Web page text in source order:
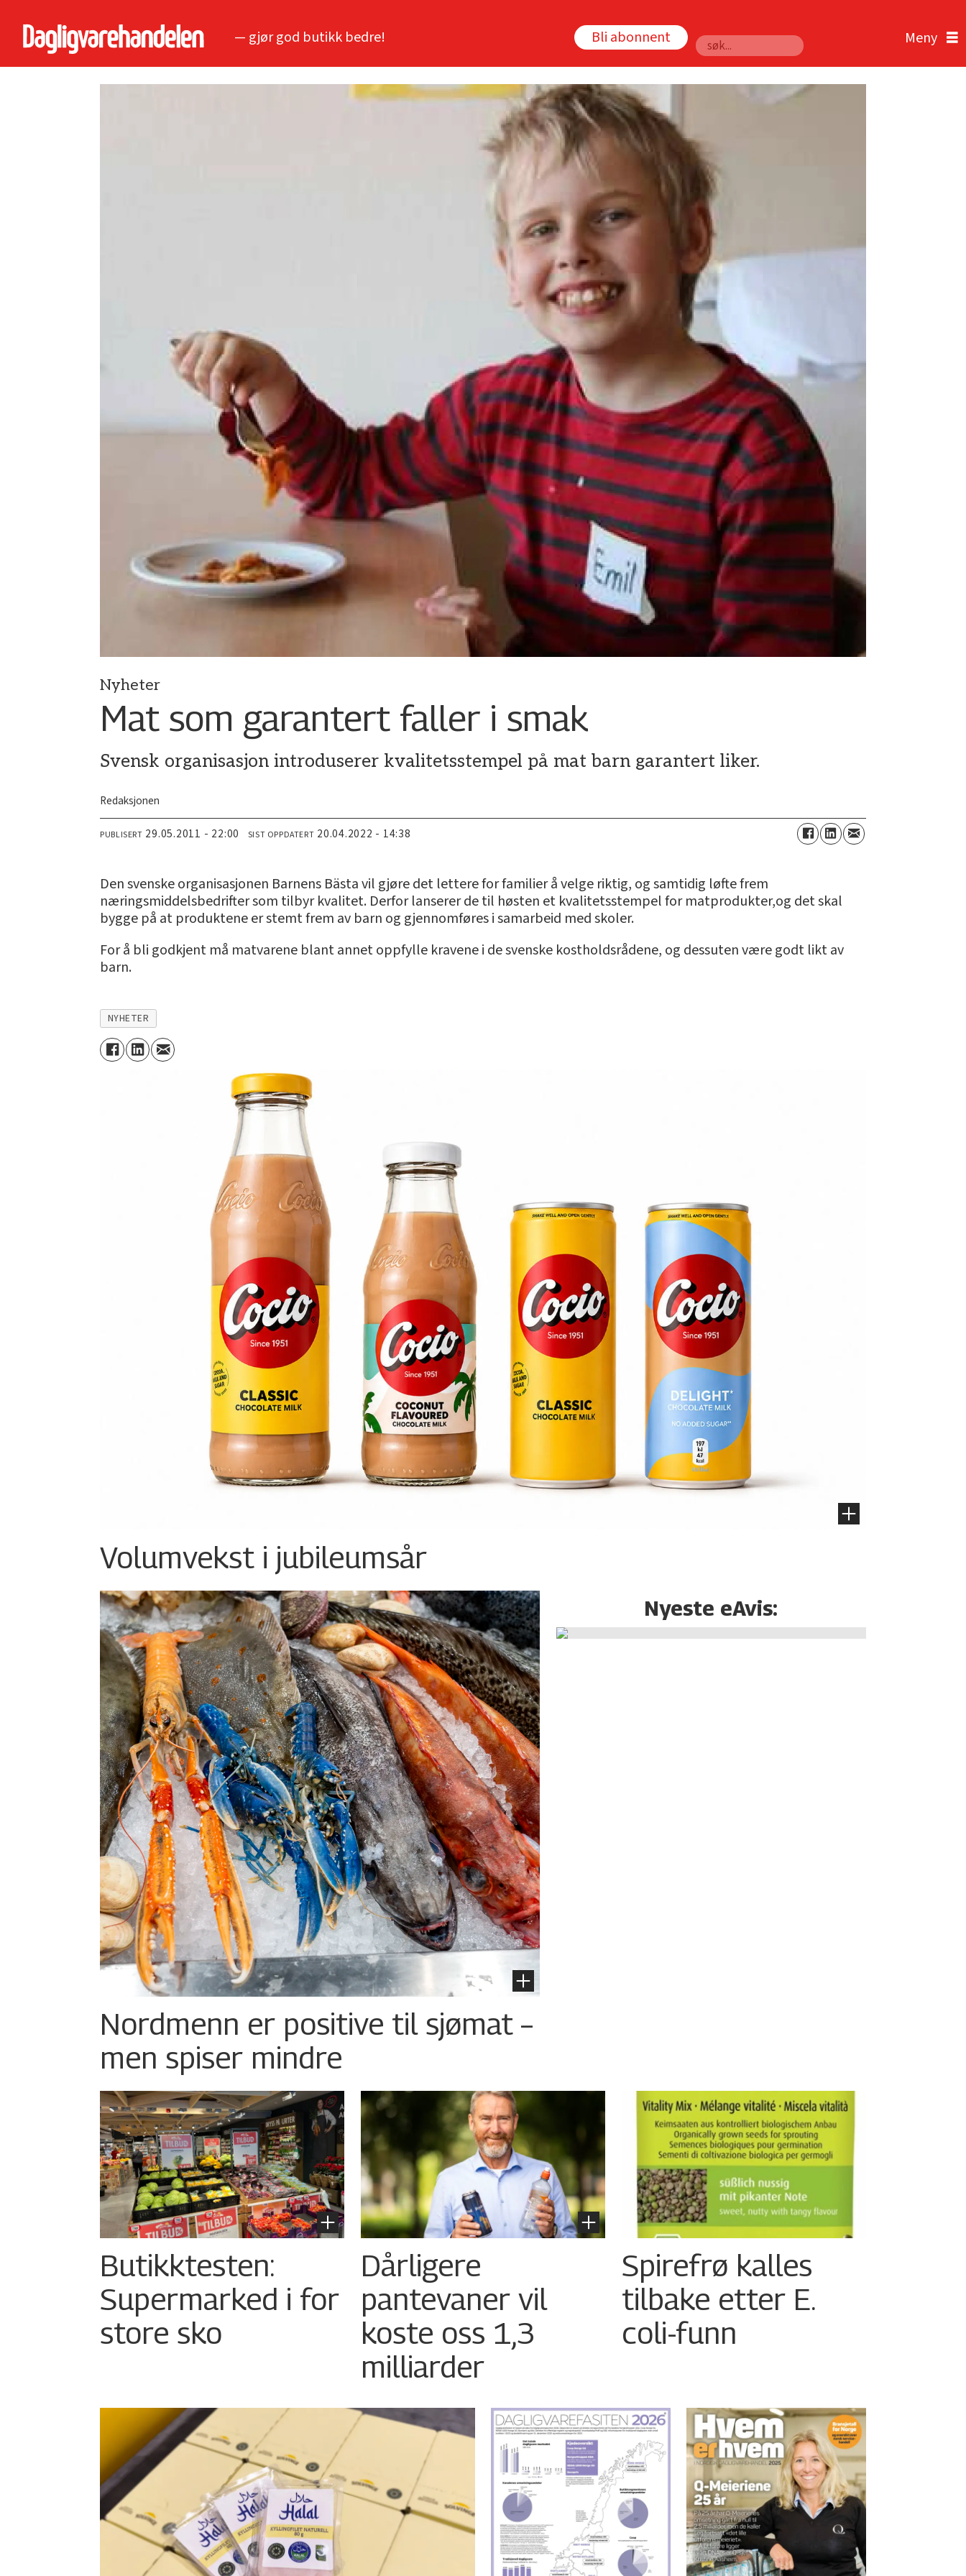
— gjør god butikk bedre! Bli abonnent
Søk
Nyheter
Mat som garantert faller i smak
Svensk organisasjon introduserer kvalitetsstempel på mat barn garantert liker.
Redaksjonen
PUBLISERT 29.05.2011 - 22:00 SIST OPPDATERT 20.04.2022 - 14:38
Den svenske organisasjonen Barnens Bästa vil gjøre det lettere for familier å velge riktig, og samtidig løfte frem
næringsmiddelsbedrifter som tilbyr kvalitet. Derfor lanserer de til høsten et kvalitetsstempel for matprodukter,og det skal
bygge på at produktene er stemt frem av barn og gjennomføres i samarbeid med skoler.
For å bli godkjent må matvarene blant annet oppfylle kravene i de svenske kostholdsrådene, og dessuten være godt likt av
barn.
NYHETER
Volumvekst i jubileumsår
Nordmenn er positive til sjømat –
men spiser mindre
Nyeste eAvis:
Butikktesten:
Supermarked i for
store sko
Dårligere
pantevaner vil
koste oss 1,3
milliarder
Spirefrø kalles
tilbake etter E.
coli-funn